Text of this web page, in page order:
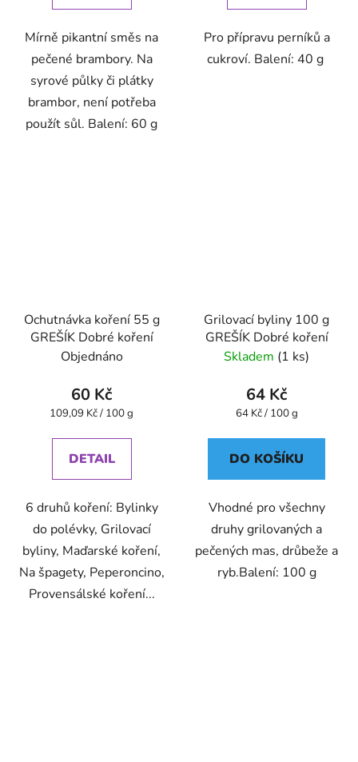
Mírně pikantní směs na
pečené brambory. Na
syrové půlky či plátky
brambor, není potřeba
použít sůl. Balení: 60 g
Pro přípravu perníků a
cukroví. Balení: 40 g
Ochutnávka koření 55 g
GREŠÍK Dobré koření
Objednáno
60 Kč
Měrná
109,09 Kč / 100 g
DETAIL
6 druhů koření: Bylinky
do polévky, Grilovací
byliny, Maďarské koření,
Na špagety, Peperoncino,
Provensálské koření...
Grilovací byliny 100 g
GREŠÍK Dobré koření
Skladem (1 ks)
64 Kč
Měrná
64 Kč / 100 g
DO KOŠÍKU
Vhodné pro všechny
druhy grilovaných a
pečených mas, drůbeže a
ryb.Balení: 100 g